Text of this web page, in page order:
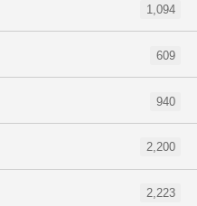
1,094
609
940
2,200
2,223